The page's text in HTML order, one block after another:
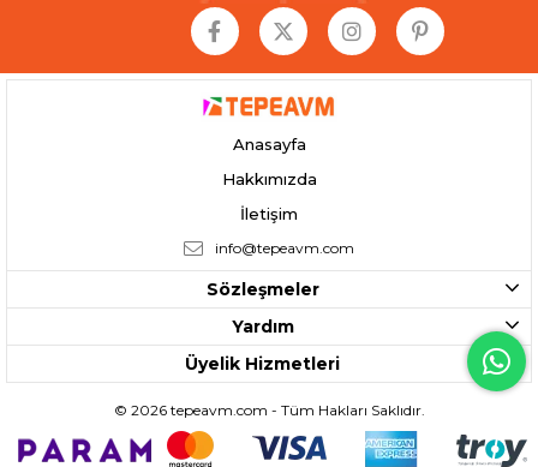
Anasayfa
Hakkımızda
İletişim
info@tepeavm.com
Sözleşmeler
Yardım
Üyelik Hizmetleri
© 2026 tepeavm.com - Tüm Hakları Saklıdır.